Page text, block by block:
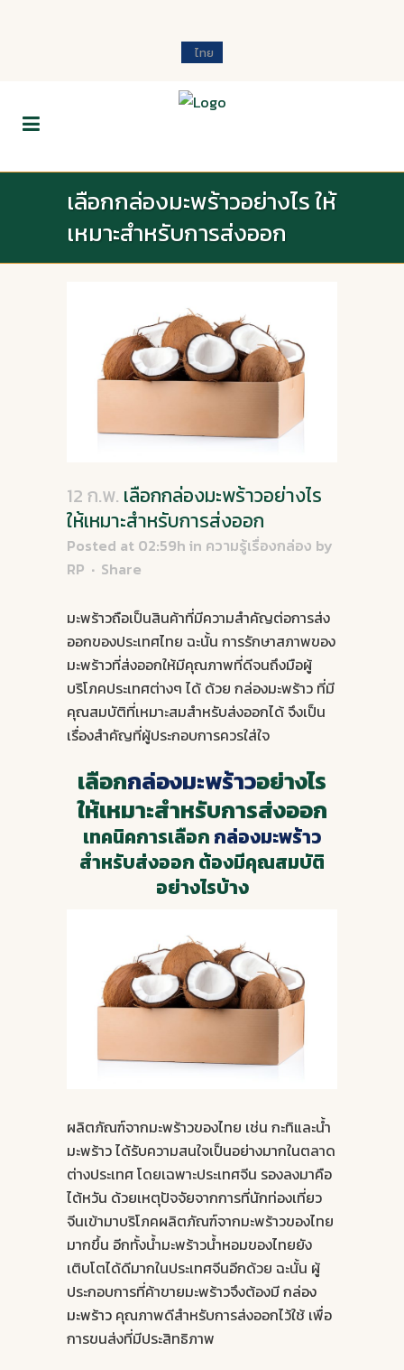
ไทย
เลือกกล่องมะพร้าวอย่างไร ให้
เหมาะสำหรับการส่งออก
12 ก.พ. เลือกกล่องมะพร้าวอย่างไร
ให้เหมาะสำหรับการส่งออก
Posted at 02:59h in ความรู้เรื่องกล่อง by
RP
Share
มะพร้าวถือเป็นสินค้าที่มีความสำคัญต่อการส่ง
ออกของประเทศไทย ฉะนั้น การรักษาสภาพของ
มะพร้าวที่ส่งออกให้มีคุณภาพที่ดีจนถึงมือผู้
บริโภคประเทศต่างๆ ได้ ด้วย กล่องมะพร้าว ที่มี
คุณสมบัติที่เหมาะสมสำหรับส่งออกได้ จึงเป็น
เรื่องสำคัญที่ผู้ประกอบการควรใส่ใจ
เลือกกล่องมะพร้าวอย่างไร
ให้เหมาะสำหรับการส่งออก
เทคนิคการเลือกกล่องมะพร้าว
สำหรับส่งออก ต้องมีคุณสมบัติ
อย่างไรบ้าง
ผลิตภัณฑ์จากมะพร้าวของไทย เช่น กะทิและน้ำ
มะพร้าว ได้รับความสนใจเป็นอย่างมากในตลาด
ต่างประเทศ โดยเฉพาะประเทศจีน รองลงมาคือ
ไต้หวัน ด้วยเหตุปัจจัยจากการที่นักท่องเที่ยว
จีนเข้ามาบริโภคผลิตภัณฑ์จากมะพร้าวของไทย
มากขึ้น อีกทั้งน้ำมะพร้าวน้ำหอมของไทยยัง
เติบโตได้ดีมากในประเทศจีนอีกด้วย ฉะนั้น ผู้
ประกอบการที่ค้าขายมะพร้าวจึงต้องมีกล่อง
มะพร้าว คุณภาพดีสำหรับการส่งออกไว้ใช้ เพื่อ
การขนส่งที่มีประสิทธิภาพ